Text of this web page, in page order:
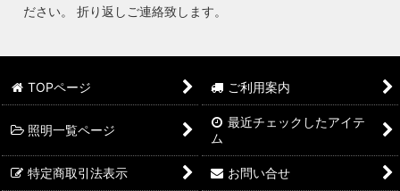
ださい。 折り返しご連絡致します。
TOPページ ご利用案内
照明一覧ページ
最近チェックしたアイテ
ム
特定商取引法表示 お問い合せ